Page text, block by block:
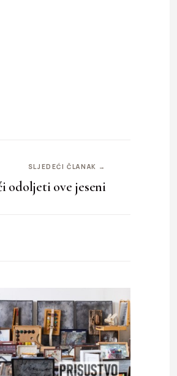
SLJEDEĆI ČLANAK →
odoljeti ove jeseni